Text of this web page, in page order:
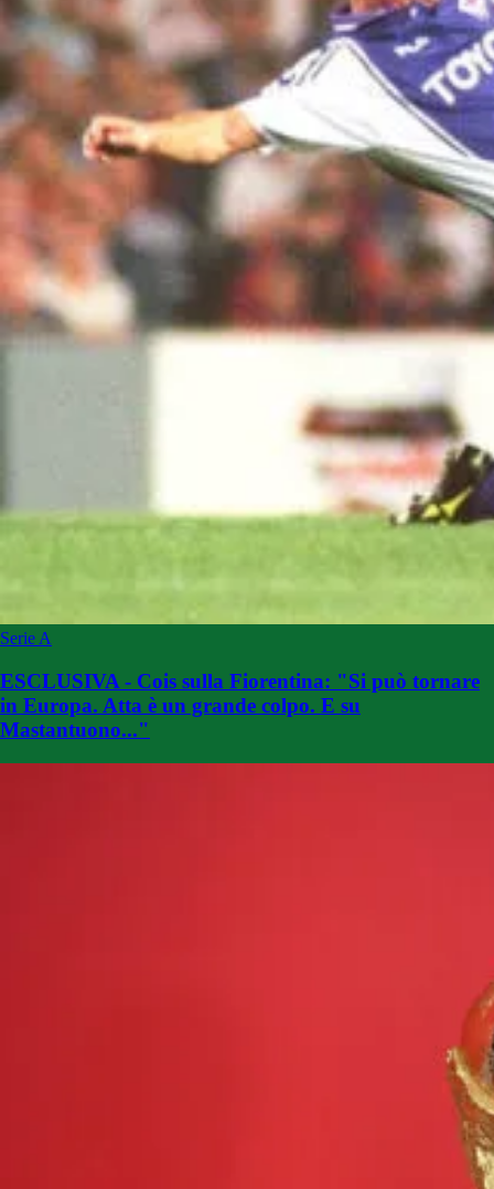
Serie A
ESCLUSIVA - Cois sulla Fiorentina: "Si può tornare
in Europa. Atta è un grande colpo. E su
Mastantuono..."